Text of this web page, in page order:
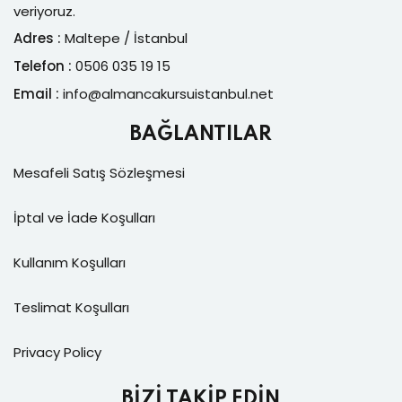
veriyoruz.
Adres : Maltepe / İstanbul
Telefon : 0506 035 19 15
Email : info@almancakursuistanbul.net
BAĞLANTILAR
Mesafeli Satış Sözleşmesi
İptal ve İade Koşulları
Kullanım Koşulları
Teslimat Koşulları
Privacy Policy